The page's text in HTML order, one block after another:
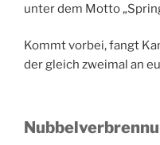
unter dem Motto
Kommt vorbei, fangt
der gleich zweimal an